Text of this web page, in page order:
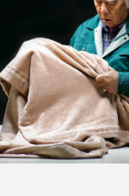
皮膚の成分に近い18
少ない素材。
持ち、綿の約1.5倍
。しっとりしてい
ようななめらかさが